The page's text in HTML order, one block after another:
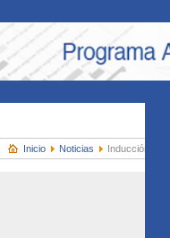
Inicio Noticias Inducción y